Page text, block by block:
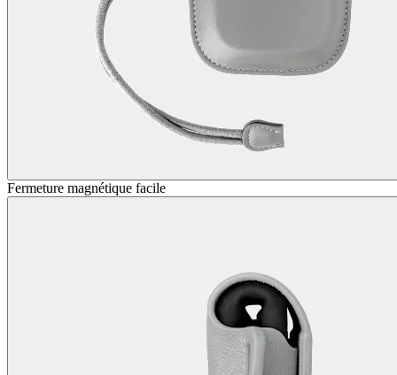
Fermeture magnétique facile